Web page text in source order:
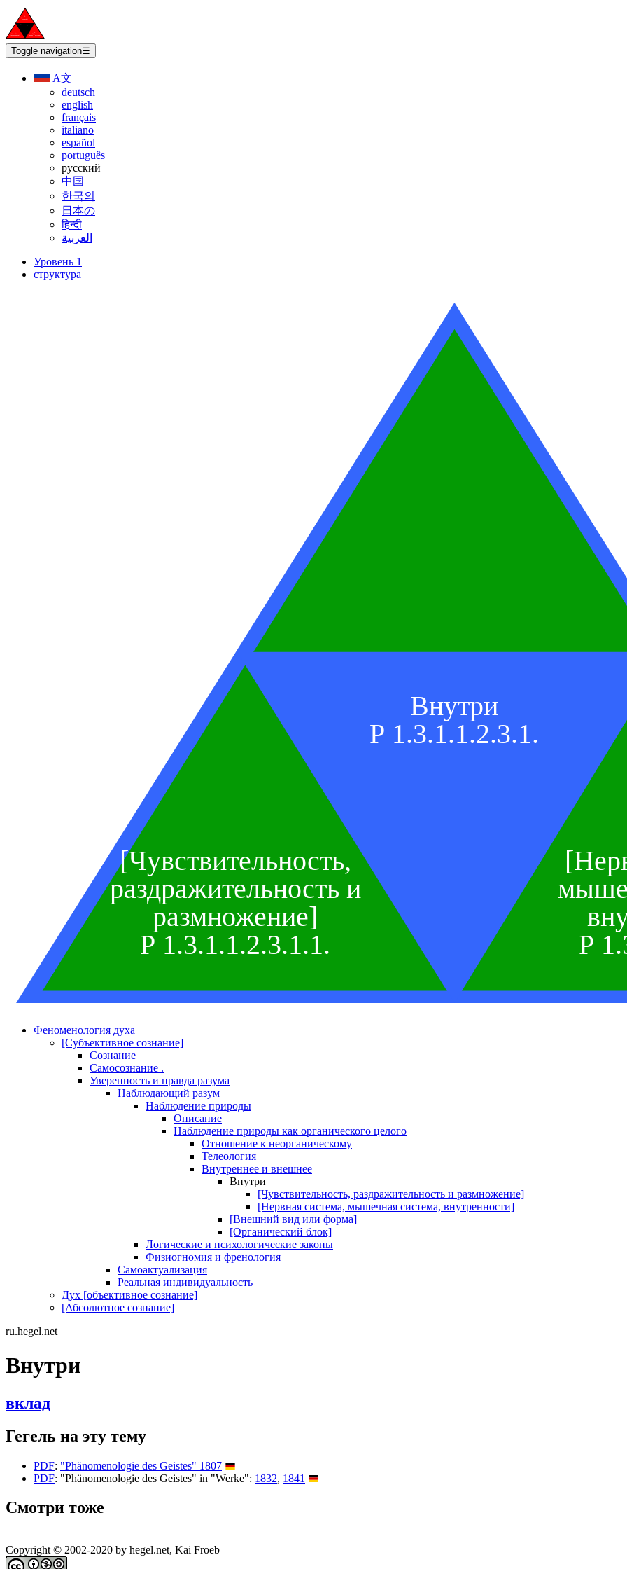
Toggle navigation☰
A文
deutsch
english
français
italiano
español
português
русский
中国
한국의
日本の
हिन्दी
العربية
Уровень 1
структура
Внутри
P 1.3.1.1.2.3.1.
[Чувствительность,
раздражительность и
размножение]
P 1.3.1.1.2.3.1.1.
P
Феноменология духа
[Субъективное сознание]
Сознание
Самосознание .
Уверенность и правда разума
Наблюдающий разум
Наблюдение природы
Описание
Наблюдение природы как органического целого
Отношение к неорганическому
Телеология
Внутреннее и внешнее
Внутри
[Чувствительность, раздражительность и размножение]
[Нервная система, мышечная система, внутренности]
[Внешний вид или форма]
[Органический блок]
Логические и психологические законы
Физиогномия и френология
Самоактуализация
Реальная индивидуальность
Дух [объективное сознание]
[Абсолютное сознание]
ru.hegel.net
Внутри
вклад
Гегель на эту тему
PDF: "Phänomenologie des Geistes" 1807
PDF: "Phänomenologie des Geistes" in "Werke": 1832, 1841
Смотри тоже
Copyright © 2002-2020 by hegel.net, Kai Froeb